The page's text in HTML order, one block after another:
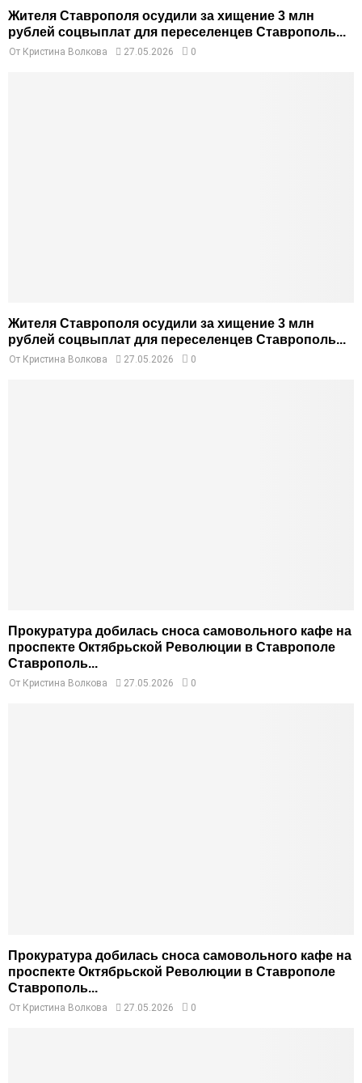
Жителя Ставрополя осудили за хищение 3 млн
рублей соцвыплат для переселенцев Ставрополь...
От Кристина Волкова 27.05.2026 0
Жителя Ставрополя осудили за хищение 3 млн
рублей соцвыплат для переселенцев Ставрополь...
От Кристина Волкова 27.05.2026 0
Прокуратура добилась сноса самовольного кафе на
проспекте Октябрьской Революции в Ставрополе
Ставрополь...
От Кристина Волкова 27.05.2026 0
Прокуратура добилась сноса самовольного кафе на
проспекте Октябрьской Революции в Ставрополе
Ставрополь...
От Кристина Волкова 27.05.2026 0